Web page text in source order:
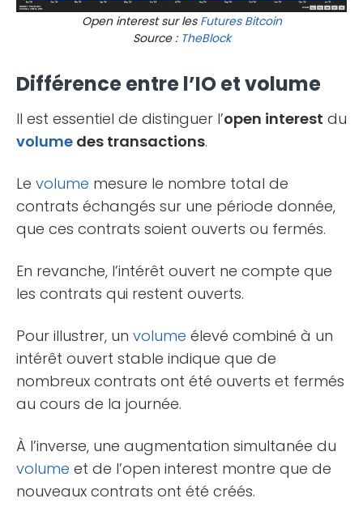
Open interest sur les Futures Bitcoin
Source : TheBlock
Différence entre l’IO et volume
Il est essentiel de distinguer l’open interest du
volume des transactions.
Le volume mesure le nombre total de
contrats échangés sur une période donnée,
que ces contrats soient ouverts ou fermés.
En revanche, l’intérêt ouvert ne compte que
les contrats qui restent ouverts.
Pour illustrer, un volume élevé combiné à un
intérêt ouvert stable indique que de
nombreux contrats ont été ouverts et fermés
au cours de la journée.
À l’inverse, une augmentation simultanée du
volume et de l’open interest montre que de
nouveaux contrats ont été créés.